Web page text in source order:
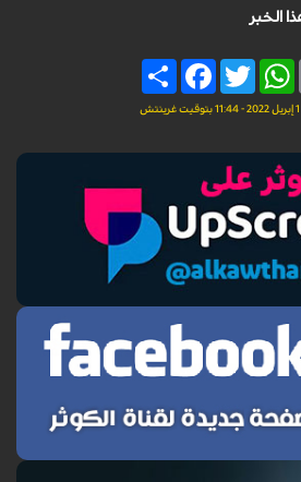
الخبر
Share
FacebookTwitter
WhatsApp